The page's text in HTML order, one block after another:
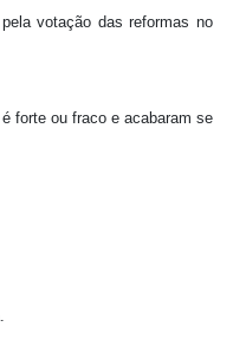
votação das reformas no
forte ou fraco e acabaram se